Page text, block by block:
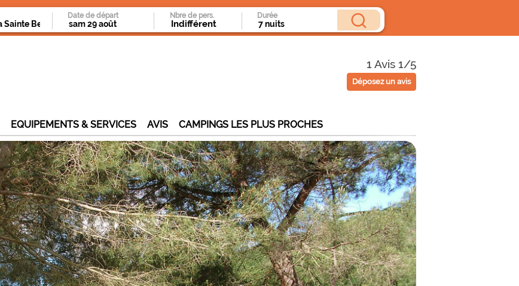
Date de départ Durée
Nbre de pers.
1 Avis 1/5
Déposez un avis
EQUIPEMENTS & SERVICES AVIS CAMPINGS LES PLUS PROCHES